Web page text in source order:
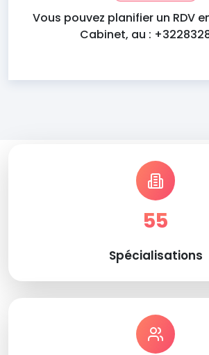
Vous pouvez planifier un RDV
Cabinet, au :
55
Spécialisations